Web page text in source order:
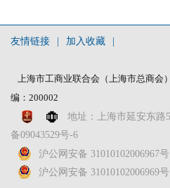
友情链接 加入收藏
上海市工商业联合会（上海市总商会
编：200002
地址：上海市延安东路
备09043529号-6
沪公网安备 31010102006967号
沪公网安备 31010102006969号